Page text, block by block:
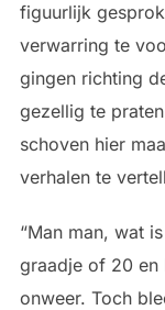
figuurlijk
verwarring te
gingen richting
gezellig te
schoven hier
verhalen te
“Man man, wat
graadje of 20 en
onweer. Toch